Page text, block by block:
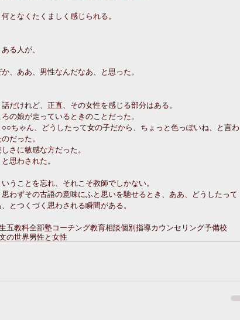
となくたくましく感じられる。
る人が、
、ああ、男性なんだなあ、と思った。
だけれど、正直、その女性を感じる部分はある。
の娘が走っているときのことだった。
ちゃん、どうしたって女の子だから、ちょっと色っぽいね、と言わ
だった。
さに敏感な方だった。
思わされた。
うことを忘れ、それこそ教師でしかない。
わずその古語の意味にふと思いを馳せるとき、ああ、どうしたって
とつくづく思わされる瞬間がある。
五教科全部塾コーチング教育相談個別指導カウンセリング予備校
の世界男性と女性